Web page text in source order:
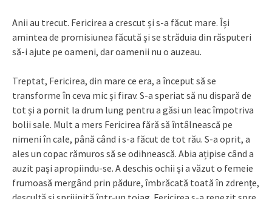
Anii au trecut. Fericirea a crescut și s-a făcut mare. Își
amintea de promisiunea făcută și se străduia din răsputeri
să-i ajute pe oameni, dar oamenii nu o auzeau.
Treptat, Fericirea, din mare ce era, a început să se
transforme în ceva mic și firav. S-a speriat să nu dispară de
tot și a pornit la drum lung pentru a găsi un leac împotriva
bolii sale. Mult a mers Fericirea fără să întâlnească pe
nimeni în cale, până când i s-a făcut de tot rău. S-a oprit, a
ales un copac rămuros să se odihnească. Abia ațipise când a
auzit pași apropiindu-se. A deschis ochii și a văzut o femeie
frumoasă mergând prin pădure, îmbrăcată toată în zdrențe,